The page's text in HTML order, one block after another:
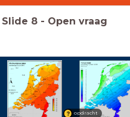
Slide 8 - Open vraag
opdracht